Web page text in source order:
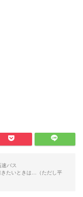
バス
きたいときは…（ただし平